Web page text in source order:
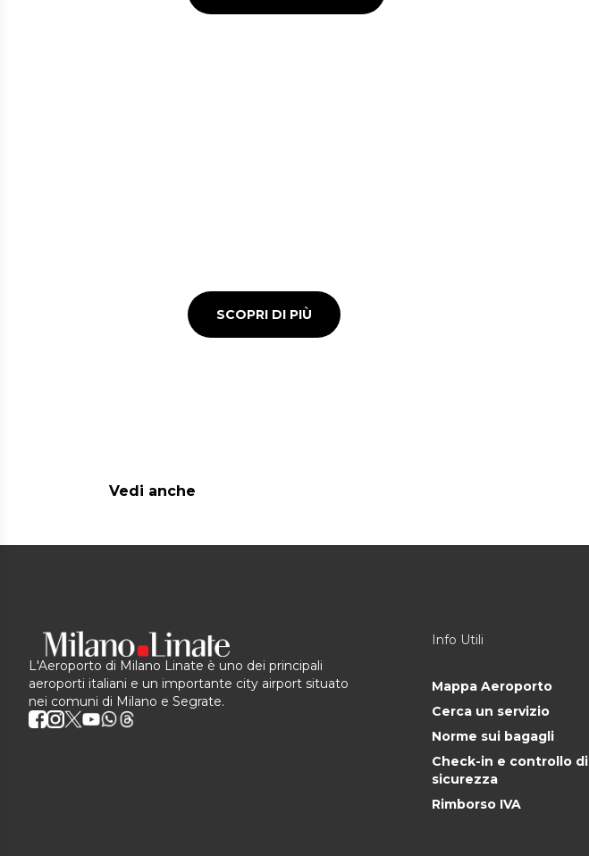
SCOPRI DI PIÙ
Vedi anche
L'Aeroporto di Milano Linate è uno dei principali
aeroporti italiani e un importante city airport situato
nei comuni di Milano e Segrate.
Info Utili
Mappa Aeroporto
Cerca un servizio
Norme sui bagagli
Check-in e controllo di
sicurezza
Rimborso IVA